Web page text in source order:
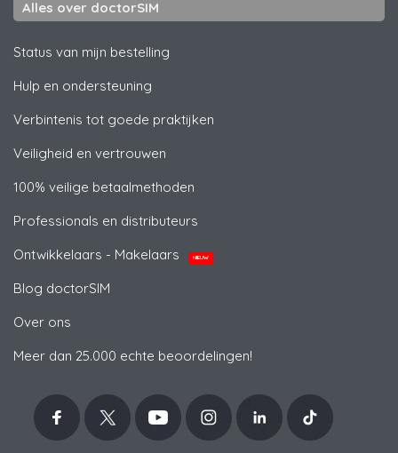
Alles over doctorSIM
Status van mijn bestelling
Hulp en ondersteuning
Verbintenis tot goede praktijken
Veiligheid en vertrouwen
100% veilige betaalmethoden
Professionals en distributeurs
Ontwikkelaars - Makelaars
NIEUW
Blog doctorSIM
Over ons
Meer dan 25.000 echte beoordelingen!